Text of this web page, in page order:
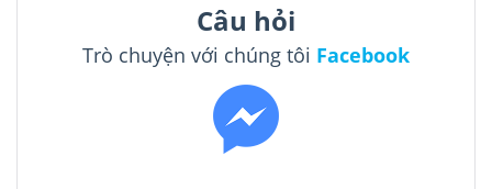
Câu hỏi
Trò chuyện với chúng tôi Facebook